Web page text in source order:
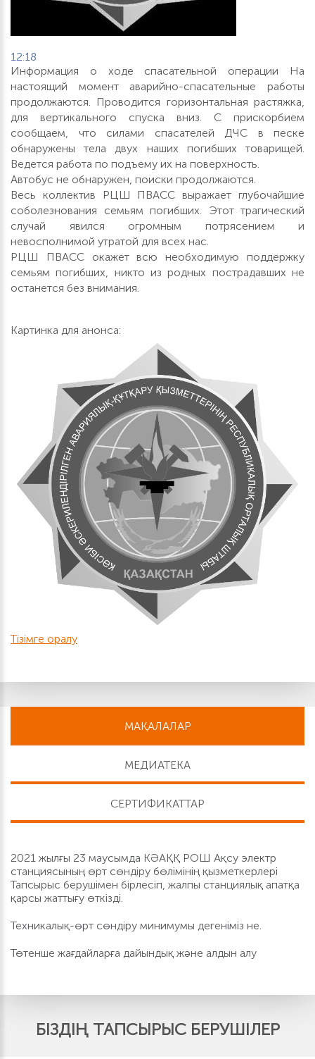
12:18
Информация о ходе спасательной операции На
настоящий момент аварийно-спасательные работы
продолжаются. Проводится горизонтальная растяжка,
для вертикального спуска вниз. С прискорбием
сообщаем, что силами спасателей ДЧС в песке
обнаружены тела двух наших погибших товарищей.
Ведется работа по подъему их на поверхность.
Автобус не обнаружен, поиски продолжаются.
Весь коллектив РЦШ ПВАСС выражает глубочайшие
соболезнования семьям погибших. Этот трагический
случай явился огромным потрясением и
невосполнимой утратой для всех нас.
РЦШ ПВАСС окажет всю необходимую поддержку
семьям погибших, никто из родных пострадавших не
останется без внимания.
Картинка для анонса:
Тізімге оралу
МАҚАЛАЛАР
МЕДИАТЕКА
СЕРТИФИКАТТАР
2021 жылғы 23 маусымда КӘАҚҚ РОШ Ақсу электр
станциясының өрт сөндіру бөлімінің қызметкерлері
Тапсырыс берушімен бірлесіп, жалпы станциялық апатқа
қарсы жаттығу өткізді.
Техникалық-өрт сөндіру минимумы дегеніміз не.
Төтенше жағдайларға дайындық және алдын алу
БІЗДІҢ ТАПСЫРЫС БЕРУШІЛЕР